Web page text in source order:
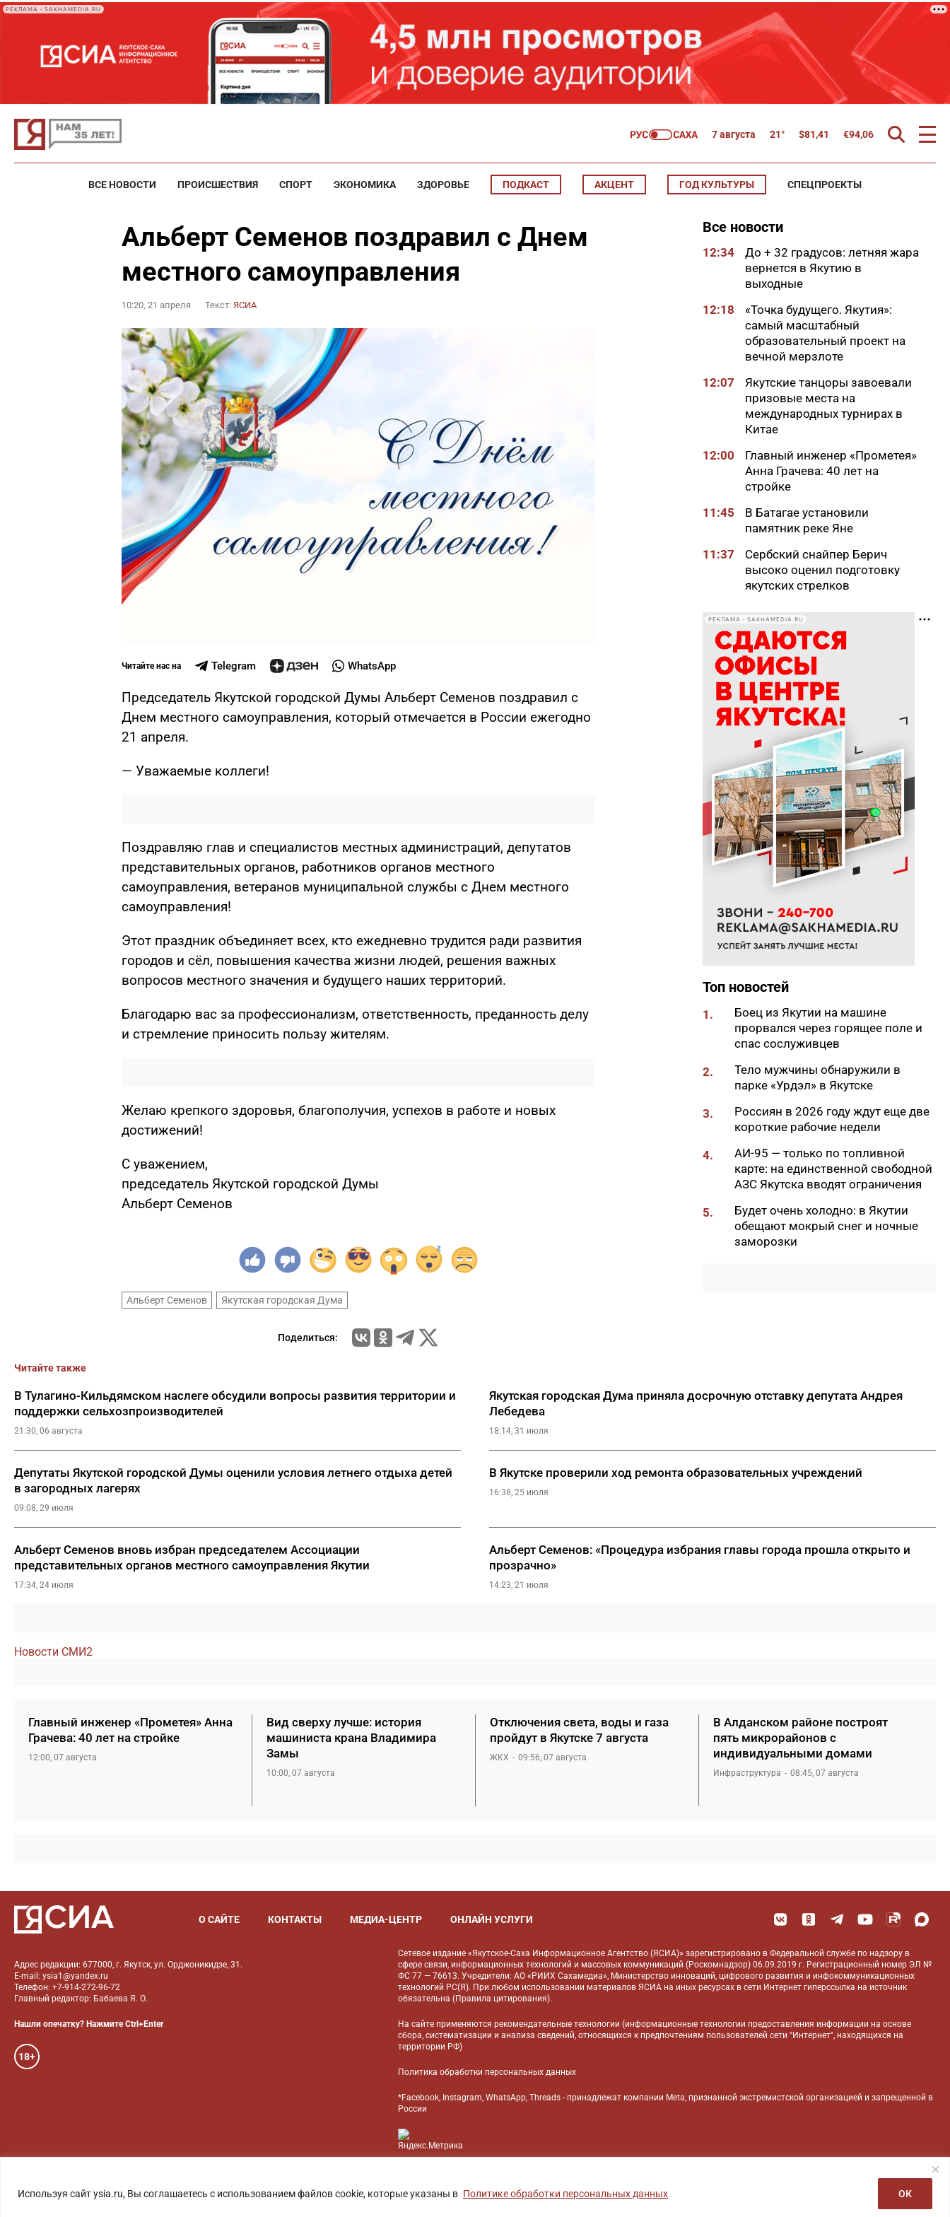
Используя сайт ysia.ru, Вы соглашаетесь с использованием файлов cookie, которые указаны в Политике обработки персональных данных ОК
РЕКЛАМА • SAKHAMEDIA.RU
7 августа 21° $81,41 €94,06
ВСЕ НОВОСТИ ПРОИСШЕСТВИЯ СПОРТ ЭКОНОМИКА ЗДОРОВЬЕ ПОДКАСТ АКЦЕНТ ГОД КУЛЬТУРЫ СПЕЦПРОЕКТЫ
Альберт Семенов поздравил с Днем
местного самоуправления
10:20, 21 апреля Текст: ЯСИА
Читайте нас на Telegram WhatsApp
Председатель Якутской городской Думы Альберт Семенов поздравил с
Днем местного самоуправления, который отмечается в России ежегодно
21 апреля.
— Уважаемые коллеги!
Поздравляю глав и специалистов местных администраций, депутатов
представительных органов, работников органов местного
самоуправления, ветеранов муниципальной службы с Днем местного
самоуправления!
Этот праздник объединяет всех, кто ежедневно трудится ради развития
городов и сёл, повышения качества жизни людей, решения важных
вопросов местного значения и будущего наших территорий.
Благодарю вас за профессионализм, ответственность, преданность делу
и стремление приносить пользу жителям.
Желаю крепкого здоровья, благополучия, успехов в работе и новых
достижений!
С уважением,
председатель Якутской городской Думы
Альберт Семенов
Альберт Семенов Якутская городская Дума
Поделиться:
Все новости
12:34
До + 32 градусов: летняя жара
вернется в Якутию в
выходные
12:18
«Точка будущего. Якутия»:
самый масштабный
образовательный проект на
вечной мерзлоте
12:07
Якутские танцоры завоевали
призовые места на
международных турнирах в
Китае
12:00
Главный инженер «Прометея»
Анна Грачева: 40 лет на
стройке
11:45
В Батагае установили
памятник реке Яне
11:37
Сербский снайпер Берич
высоко оценил подготовку
якутских стрелков
ограничение работы бара в
Якутске
10:53
В Якутске на двух улицах
начали ямочный ремонт
10:43
Уровень воды на реке Яне
вернулся к норме
В Якутии назвали сферы с
самым быстрым ростом
зарплат
10:25
В Якутии появится новый
лесоклиматический проект
10:08
В Якутии за сутки потушили
семь лесных пожаров
машиниста крана Владимира
Замы
09:56
Отключения света, воды и газа
09:27
Штукатур-маляр Галина
Соловьева: когда отделка
становится искусством
«Строить там, где другие не
решаются»: 30 лет работы
компании «Кинг-95» в Якутии
09:11
В Нерюнгри мужчину убили
ножом в собственной
квартире
09:00
Владимир Путин поручил
создать кластер по огранке
алмазов в Якутии и
Смоленской области
В Алданском районе построят
пять микрорайонов с
РЕКЛАМА • SAKHAMEDIA.RU
Топ новостей
1.
Боец из Якутии на машине
прорвался через горящее поле и
спас сослуживцев
2.
Тело мужчины обнаружили в
парке «Урдэл» в Якутске
3.
Россиян в 2026 году ждут еще две
короткие рабочие недели
4.
АИ-95 — только по топливной
карте: на единственной свободной
АЗС Якутска вводят ограничения
5.
Будет очень холодно: в Якутии
обещают мокрый снег и ночные
заморозки
Читайте также
В Тулагино-Кильдямском наслеге обсудили вопросы развития территории и
поддержки сельхозпроизводителей
21:30, 06 августа
Якутская городская Дума приняла досрочную отставку депутата Андрея
Лебедева
18:14, 31 июля
Депутаты Якутской городской Думы оценили условия летнего отдыха детей
в загородных лагерях
09:08, 29 июля
В Якутске проверили ход ремонта образовательных учреждений
16:38, 25 июля
Альберт Семенов вновь избран председателем Ассоциации
представительных органов местного самоуправления Якутии
17:34, 24 июля
Альберт Семенов: «Процедура избрания главы города прошла открыто и
прозрачно»
14:23, 21 июля
Новости СМИ2
Главный инженер «Прометея» Анна
Грачева: 40 лет на стройке
12:00, 07 августа
Вид сверху лучше: история
машиниста крана Владимира
Замы
10:00, 07 августа
Отключения света, воды и газа
пройдут в Якутске 7 августа
ЖКХ 09:56, 07 августа
В Алданском районе построят
пять микрорайонов с
индивидуальными домами
Инфраструктура 08:45, 07 августа
О САЙТЕ КОНТАКТЫ МЕДИА-ЦЕНТР ОНЛАЙН УСЛУГИ
Адрес редакции: 677000, г. Якутск, ул. Орджоникидзе, 31.
E-mail: ysia1@yandex.ru
Телефон: +7-914-272-96-72
Главный редактор: Бабаева Я. О.
Нашли опечатку? Нажмите Ctrl+Enter
18+
Сетевое издание «Якутское-Саха Информационное Агентство (ЯСИА)» зарегистрировано в Федеральной службе по надзору в
сфере связи, информационных технологий и массовых коммуникаций (Роскомнадзор) 06.09.2019 г. Регистрационный номер ЭЛ №
ФС 77 — 76613. Учредители: АО «РИИХ Сахамедиа», Министерство инноваций, цифрового развития и инфокоммуникационных
технологий РС(Я). При любом использовании материалов ЯСИА на иных ресурсах в сети Интернет гиперссылка на источник
обязательна (Правила цитирования).
На сайте применяютсярекомендательные технологии (информационные технологии предоставления информации на основе
сбора, систематизации и анализа сведений, относящихся к предпочтениям пользователей сети "Интернет", находящихся на
территории РФ)
Политика обработки персональных данных
*Facebook, Instagram, WhatsApp, Threads - принадлежат компании Meta, признанной экстремистской организацией и запрещенной в
России
ГОЛОС ЯКУТИИ ФОТОБАНК